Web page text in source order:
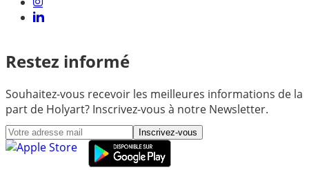
Restez informé
Souhaitez-vous recevoir les meilleures informations de la
part de Holyart? Inscrivez-vous à notre Newsletter.
Inscrivez-vous